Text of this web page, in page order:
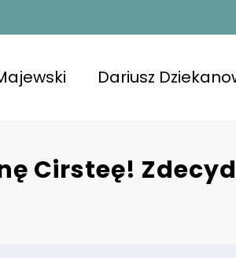
Dariusz
Cirsteę!